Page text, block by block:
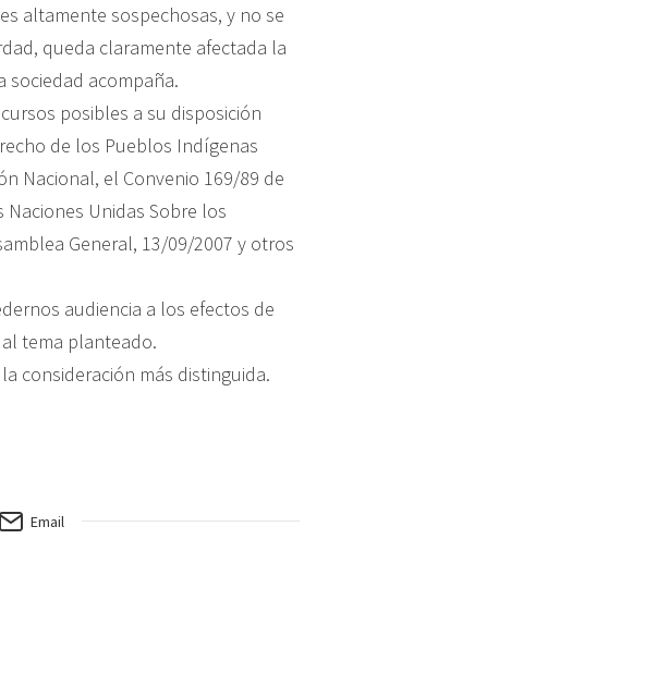
altamente sospechosas, y no se
queda claramente afectada la
sociedad acompaña.
posibles a su disposición
de los Pueblos Indígenas
Nacional, el Convenio 169/89 de
Naciones Unidas Sobre los
General, 13/09/2007 y otros
audiencia a los efectos de
tema planteado.
consideración más distinguida.
Email